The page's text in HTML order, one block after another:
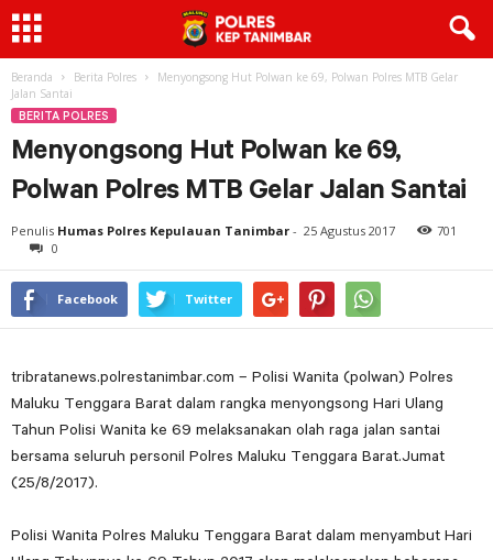
Beranda Berita Polres
Menyongsong Hut Polwan ke 69, Polwan Polres MTB Gelar
Jalan Santai
BERITA POLRES
Menyongsong Hut Polwan ke 69,
Polwan Polres MTB Gelar Jalan Santai
Penulis Humas Polres Kepulauan Tanimbar - 25 Agustus 2017
701
0
Facebook Twitter
tribratanews.polrestanimbar.com – Polisi Wanita (polwan) Polres
Maluku Tenggara Barat dalam rangka menyongsong Hari Ulang
Tahun Polisi Wanita ke 69 melaksanakan olah raga jalan santai
bersama seluruh personil Polres Maluku Tenggara Barat.Jumat
(25/8/2017).
Polisi Wanita Polres Maluku Tenggara Barat dalam menyambut Hari